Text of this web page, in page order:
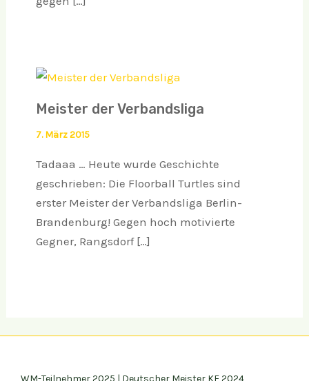
Meister der Verbandsliga
7. März 2015
Tadaaa … Heute wurde Geschichte
geschrieben: Die Floorball Turtles sind
erster Meister der Verbandsliga Berlin-
Brandenburg! Gegen hoch motivierte
Gegner, Rangsdorf […]
WM-Teilnehmer 2025 | Deutscher Meister KF 2024